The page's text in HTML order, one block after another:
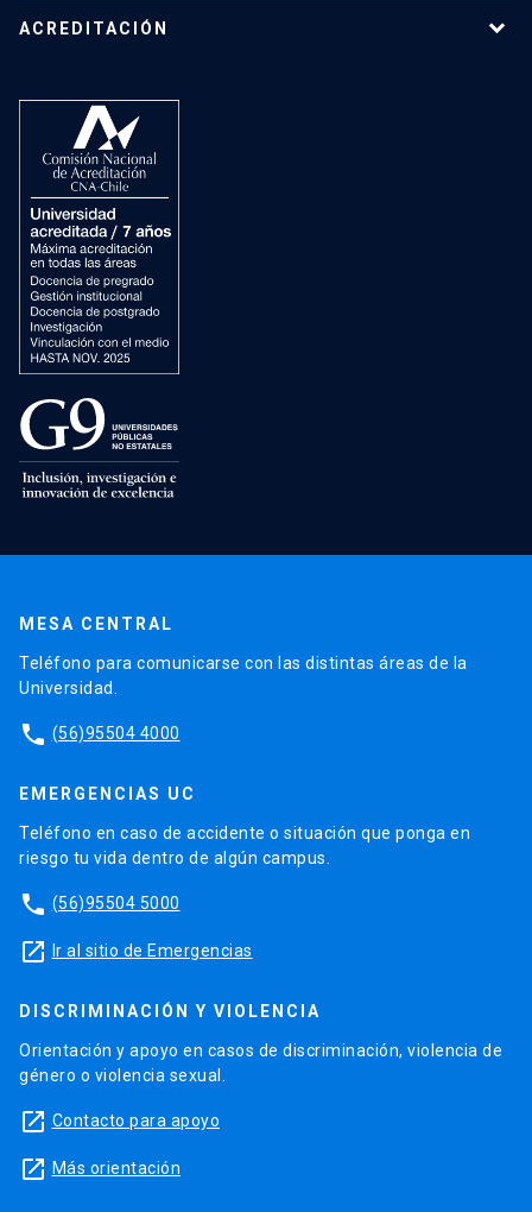
ACREDITACIÓN
MESA CENTRAL
Teléfono para comunicarse con las distintas áreas de la
Universidad.
phone (56)95504 4000
EMERGENCIAS UC
Teléfono en caso de accidente o situación que ponga en
riesgo tu vida dentro de algún campus.
phone (56)95504 5000
launch Ir al sitio de Emergencias
DISCRIMINACIÓN Y VIOLENCIA
Orientación y apoyo en casos de discriminación, violencia de
género o violencia sexual.
launch Contacto para apoyo
launch Más orientación